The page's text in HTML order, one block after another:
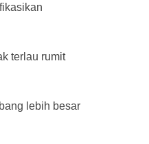
terlau rumit
lebih besar